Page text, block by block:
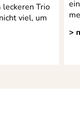
leckeren Trio
viel, um
>